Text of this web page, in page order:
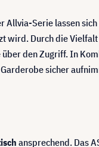
Allvia-Serie lassen
Durch die
den Zugriff. In
sicher
ansprechend. Das